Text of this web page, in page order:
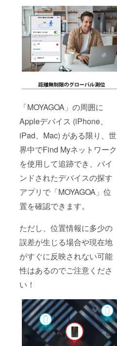
「MOYAGOA」の周囲に
Appleデバイス (iPhone、
iPad、Mac) がある限り、世
界中でFind Myネットワーク
を使用して追跡でき、バイ
ンドされたデバイスの探す
アプリで「MOYAGOA」位
置を確認できます。
ただし、位置情報に多少の
誤差が生じる場合や現在地
がすぐに反映されない可能
性はあるのでご注意くださ
い！